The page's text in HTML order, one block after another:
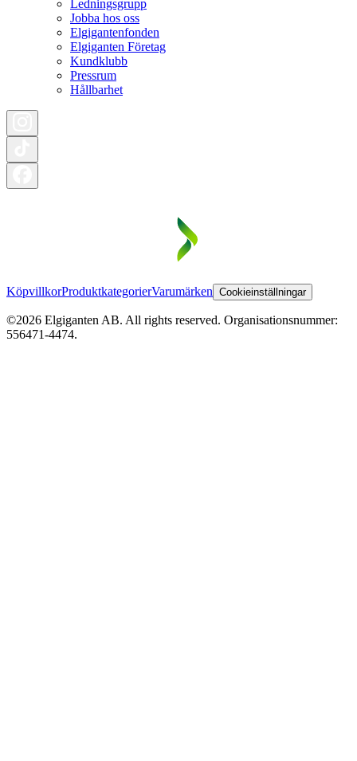
Ledningsgrupp
Jobba hos oss
Elgigantenfonden
Elgiganten Företag
Kundklubb
Pressrum
Hållbarhet
KöpvillkorProduktkategorierVarumärken Cookieinställningar
©2026 Elgiganten AB. All rights reserved. Organisationsnummer:
556471-4474.